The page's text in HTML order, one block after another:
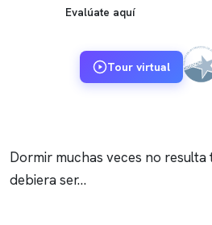
Evalúate aquí
Tour virtual
Dormir muchas veces no
debiera ser…